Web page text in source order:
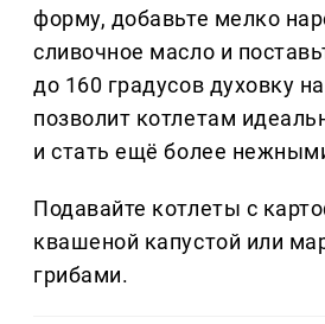
форму, добавьте мелко
сливочное масло и
до 160 градусов духовку
позволит котлетам
и стать ещё более
Подавайте котлеты с
квашеной капустой или
грибами.